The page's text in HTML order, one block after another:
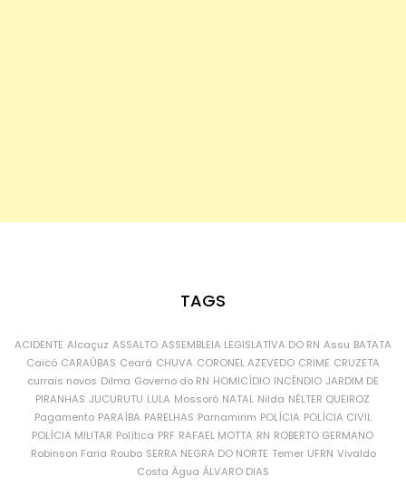
TAGS
ACIDENTE Alcaçuz ASSALTO ASSEMBLEIA LEGISLATIVA DO RN Assu BATATA
Caicó CARAÚBAS Ceará CHUVA CORONEL AZEVEDO CRIME CRUZETA
currais novos Dilma Governo do RN HOMICÍDIO INCÊNDIO JARDIM DE
PIRANHAS JUCURUTU LULA Mossoró NATAL Nilda NÉLTER QUEIROZ
Pagamento PARAÍBA PARELHAS Parnamirim POLÍCIA POLÍCIA CIVIL
POLÍCIA MILITAR Política PRF RAFAEL MOTTA RN ROBERTO GERMANO
Robinson Faria Roubo SERRA NEGRA DO NORTE Temer UFRN Vivaldo
Costa Água ÁLVARO DIAS